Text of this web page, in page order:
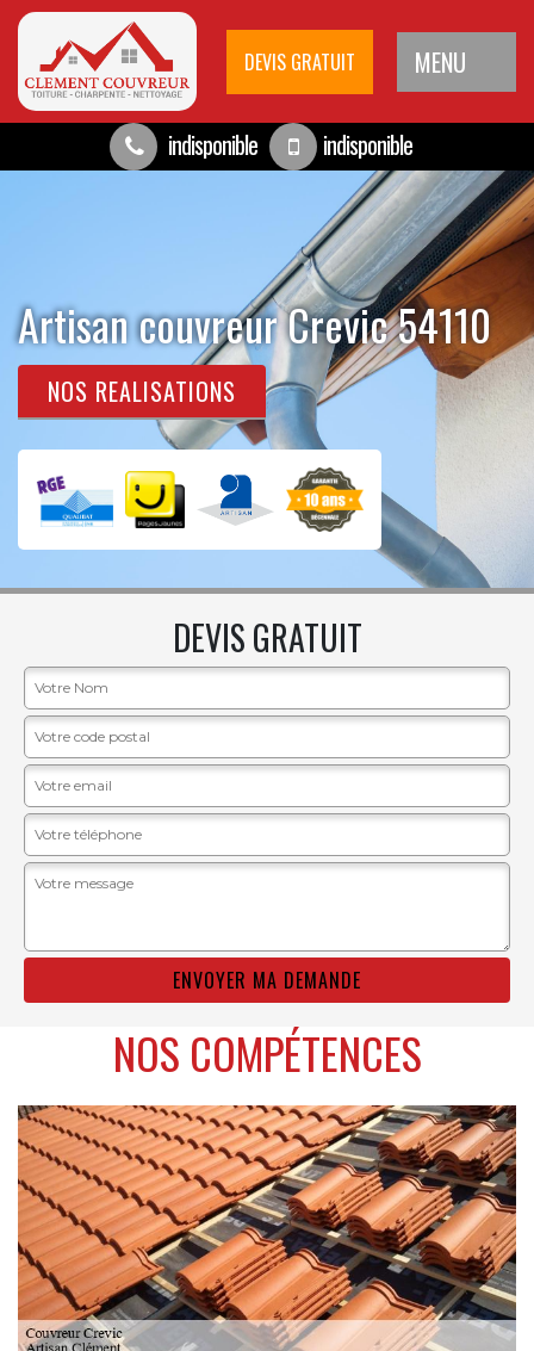
DEVIS GRATUIT MENU
indisponible indisponible
Artisan couvreur Crevic 54110
NOS REALISATIONS
DEVIS GRATUIT
NOS COMPÉTENCES